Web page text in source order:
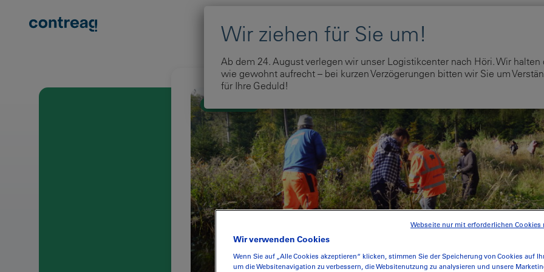
Home Unser Angebot
Ab dem 24. August verlegen wir unser Logistikcenter nach Höri. Wir halten
wie gewohnt aufrecht – bei kurzen Verzögerungen bitten wir Sie um
für Ihre Geduld!
Wir verwenden Cookies
Wenn Sie auf „Alle Cookies akzeptieren“ klicken, stimmen Sie der Speicherung von Cookies auf
um die Websitenavigation zu verbessern, die Websitenutzung zu analysieren und unsere
Webseite nur mit erforderlichen Cookies